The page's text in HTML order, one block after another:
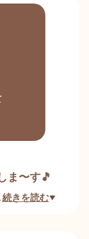
す。来年も
ま〜す🎵
」】
続きを読む